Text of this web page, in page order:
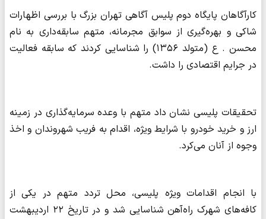
کارآگاهان پایگاه دوم پلیس آگاهی تهران بزرگ با بررسی اظهارات
شاکی و بهره‌گیری از سوابق مجرمانه، متهم سابقه‌داری به نام
محسن . ع (متولد ۱۳۵۶) را شناسایی کردند که سابقه فعالیت
در جرایم اقتصادی را داشت.
تحقیقات پلیسی نشان داد متهم با وعده سرمایه‌گذاری در زمینه
ارز و خرید خودرو با شرایط ویژه، اقدام به فریب شهروندان و اخذ
وجوه از آنان می‌کرد.
با انجام اقدامات ویژه پلیسی، محل تردد متهم در یکی از
کافه‌های شهرک راه‌آهن شناسایی شد و در تاریخ ۲۲ اردیبهشت